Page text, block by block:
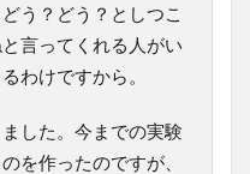
う？どう？としつこ
言ってくれる人がい
わけですから。
した。今までの実験
を作ったのですが、